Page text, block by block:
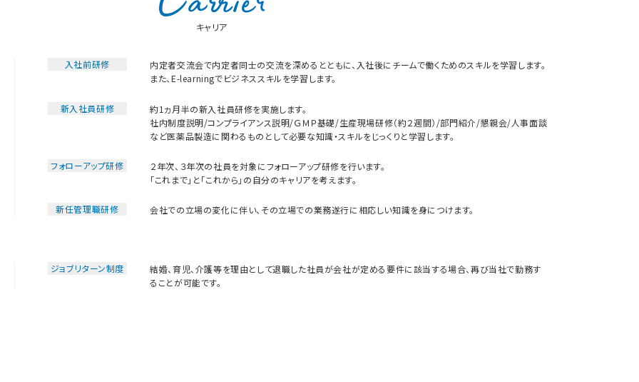
キャリア
入社前研修
内定者交流会で内定者同士の交流を深めるとともに、入社後にチームで働くためのスキルを学習します。
また、E-learningでビジネススキルを学習します。
新入社員研修
約1ヵ月半の新入社員研修を実施します。
社内制度説明/コンプライアンス説明/ＧＭＰ基礎/生産現場研修（約２週間）/部門紹介/懇親会/人事面談
など医薬品製造に関わるものとして必要な知識・スキルをじっくりと学習します。
フォローアップ研修
２年次、３年次の社員を対象にフォローアップ研修を行います。
「これまで」と「これから」の自分のキャリアを考えます。
新任管理職研修 会社での立場の変化に伴い、その立場での業務遂行に相応しい知識を身につけます。
ジョブリターン制度
結婚、育児、介護等を理由として退職した社員が会社が定める要件に該当する場合、再び当社で勤務す
ることが可能です。